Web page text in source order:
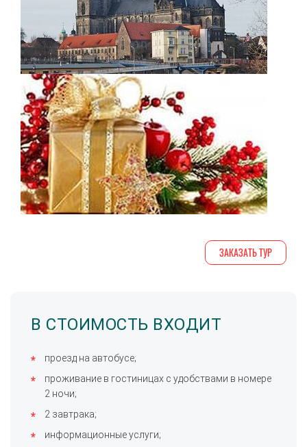
ЗАКАЗАТЬ ТУР
В СТОИМОСТЬ ВХОДИТ
проезд на автобусе;
проживание в гостиницах с удобствами в номере
2 ночи;
2 завтрака;
информационные услуги;